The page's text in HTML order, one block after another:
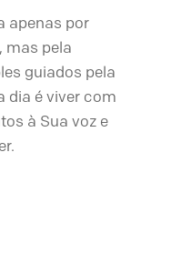
apenas por
mas pela
guiados pela
dia é viver com
à Sua voz e